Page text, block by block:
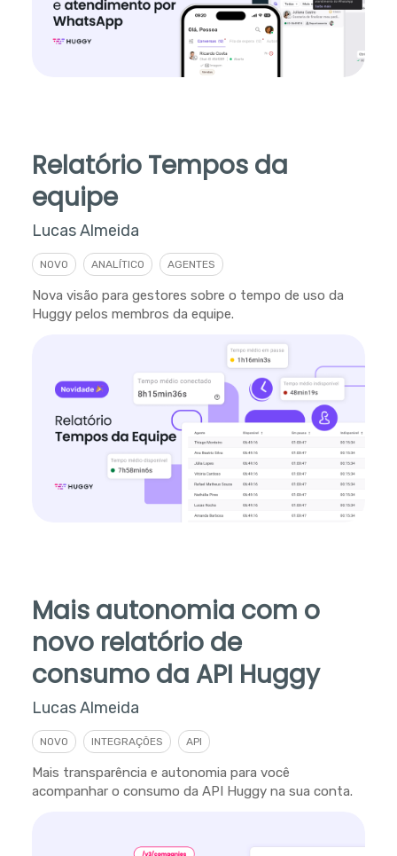
Relatório Tempos da
equipe
Lucas Almeida
NOVO ANALÍTICO AGENTES
Nova visão para gestores sobre o tempo de uso da
Huggy pelos membros da equipe.
Mais autonomia com o
novo relatório de
consumo da API Huggy
Lucas Almeida
NOVO INTEGRAÇÕES API
Mais transparência e autonomia para você
acompanhar o consumo da API Huggy na sua conta.